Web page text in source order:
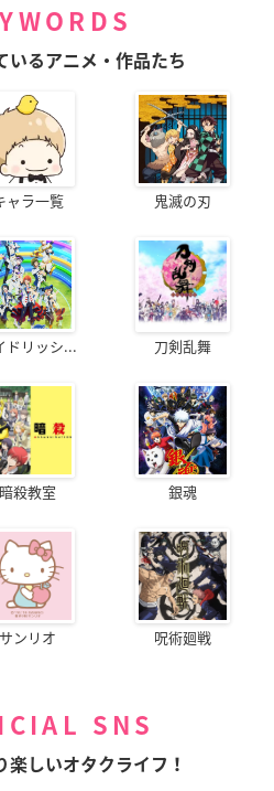
いるアニメ・作品たち
ャラ一覧 鬼滅の刃
ドリッシ... 刀剣乱舞
暗殺教室 銀魂
サンリオ 呪術廻戦
SNS
楽しいオタクライフ！